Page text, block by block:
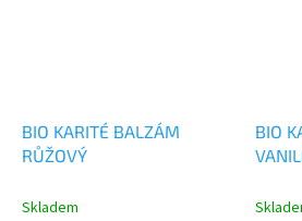
BIO KARITÉ BALZÁM
RŮŽOVÝ
Skladem
BIO